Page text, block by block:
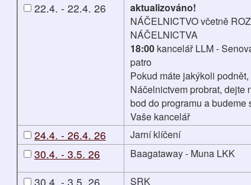
22.4. - 22.4. 26
aktualizováno!
NÁČELNICTVO včetně
NÁČELNICTVA
18:00 kancelář LLM -
patro
Pokud máte jakýkoli
Náčelnictvem probrat, dejte
bod do programu a budeme
Vaše kancelář
24.4. - 26.4. 26 Jarní klíčení
30.4. - 3.5. 26 Baagataway - Muna LKK
30.4. - 3.5. 26 SRK